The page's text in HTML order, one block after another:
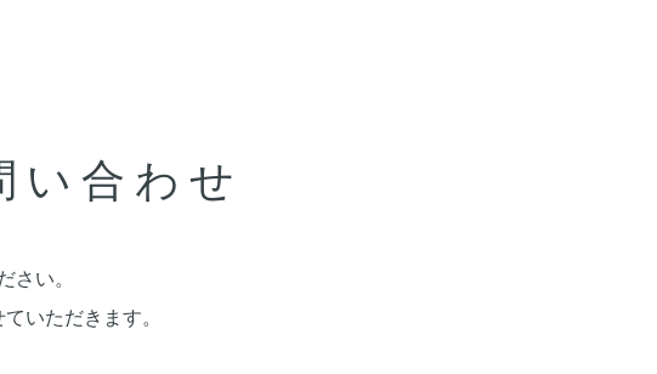
い合わせ
さい。
いただきます。